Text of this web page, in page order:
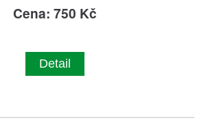
Cena: 750 Kč
Detail